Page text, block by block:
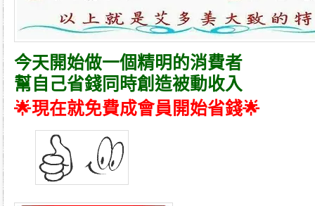
今天開始做一個精明的消費者
幫自己省錢同時創造被動收入
🌟現在就免費成會員開始省錢🌟